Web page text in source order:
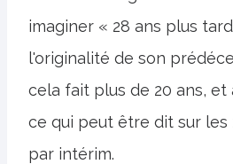
imaginer « 28 ans plus
l'originalité de son
cela fait plus de 20 ans,
ce qui peut être dit sur
par intérim.